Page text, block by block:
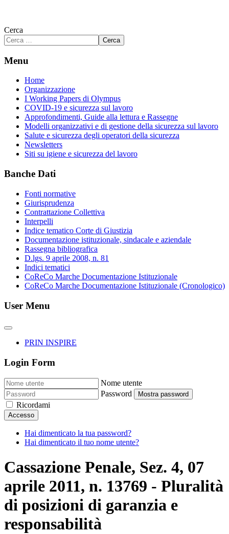
Cerca
Cerca
Menu
Home
Organizzazione
I Working Papers di Olympus
COVID-19 e sicurezza sul lavoro
Approfondimenti, Guide alla lettura e Rassegne
Modelli organizzativi e di gestione della sicurezza sul lavoro
Salute e sicurezza degli operatori della sicurezza
Newsletters
Siti su igiene e sicurezza del lavoro
Banche Dati
Fonti normative
Giurisprudenza
Contrattazione Collettiva
Interpelli
Indice tematico Corte di Giustizia
Documentazione istituzionale, sindacale e aziendale
Rassegna bibliografica
D.lgs. 9 aprile 2008, n. 81
Indici tematici
CoReCo Marche Documentazione Istituzionale
CoReCo Marche Documentazione Istituzionale (Cronologico)
User Menu
PRIN INSPIRE
Login Form
Nome utente
Password
Mostra password
Ricordami
Accesso
Hai dimenticato la tua password?
Hai dimenticato il tuo nome utente?
Cassazione Penale, Sez. 4, 07
aprile 2011, n. 13769 - Pluralità
di posizioni di garanzia e
responsabilità